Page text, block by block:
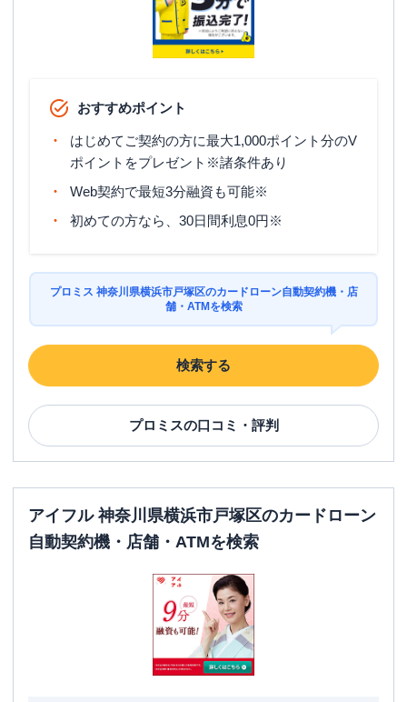
おすすめポイント
はじめてご契約の方に最大1,000ポイント分のV
ポイントをプレゼント※諸条件あり
Web契約で最短3分融資も可能※
初めての方なら、30日間利息0円※
プロミス 神奈川県横浜市戸塚区のカードローン自動契約機・店
舗・ATMを検索
検索する
プロミスの口コミ・評判
アイフル 神奈川県横浜市戸塚区のカードローン
自動契約機・店舗・ATMを検索